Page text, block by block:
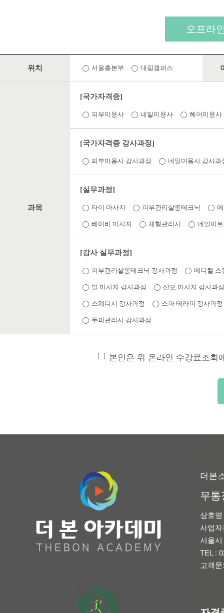
오프라
위치 서울총본부 대림캠퍼스
과목
[국가자격증]
피부미용사 네일미용사 헤어미용사
[국가자격증 강사과정]
피부미용사 강사과정 네일미용사 강사과
[실무과정]
타이 마사지 피부관리살롱테크닉
베이비 마사지 체형관리사 네일아
[강사 실무과정]
피부관리살롱테크닉 강사과정 메디컬 스
발 마사지 강사과정 산모 마사지 강사과정
스웨디시 강사과정 스파 테라피 강사과정
두피관리사 강사과정
본인은 위 온라인 수강료조회
더본
무통
상호
사업자
서울
TEL :
고객